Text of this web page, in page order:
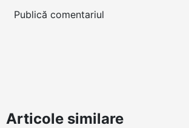
Articole similare